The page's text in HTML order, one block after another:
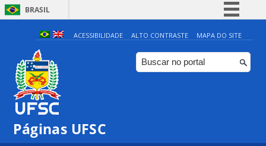
BRASIL
Simplifique!
Comunica BR
Participe
ACESSIBILIDADE ALTO CONTRASTE MAPA DO SITE
Páginas UFSC